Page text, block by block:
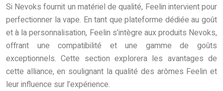
Si Nevoks fournit un matériel de qualité, Feelin intervient pour
perfectionner la vape. En tant que plateforme dédiée au goût
et à la personnalisation, Feelin s’intègre aux produits Nevoks,
offrant une compatibilité et une gamme de goûts
exceptionnels. Cette section explorera les avantages de
cette alliance, en soulignant la qualité des arômes Feelin et
leur influence sur l’expérience.